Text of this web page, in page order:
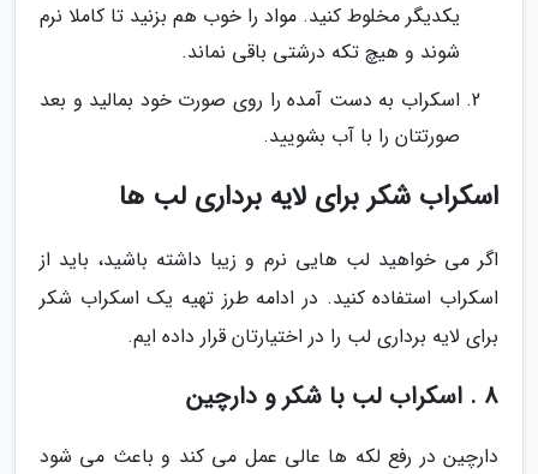
یکدیگر مخلوط کنید. مواد را خوب هم بزنید تا کاملا نرم
شوند و هیچ تکه درشتی باقی نماند.
اسکراب به دست آمده را روی صورت خود بمالید و بعد
صورتتان را با آب بشویید.
اسکراب شکر برای لایه برداری لب ها
اگر می خواهید لب هایی نرم و زیبا داشته باشید، باید از
اسکراب استفاده کنید. در ادامه طرز تهیه یک اسکراب شکر
برای لایه برداری لب را در اختیارتان قرار داده ایم.
8 . اسکراب لب با شکر و دارچین
دارچین در رفع لکه ها عالی عمل می کند و باعث می شود